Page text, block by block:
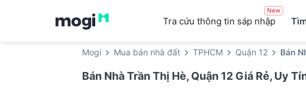
Tra cứu thông tin sáp nhập
New
Mogi Mua bán nhà đất TPHCM Quận 12 Bán
Bán Nhà Trần Thị Hè, Quận 12 Giá Rẻ, Uy